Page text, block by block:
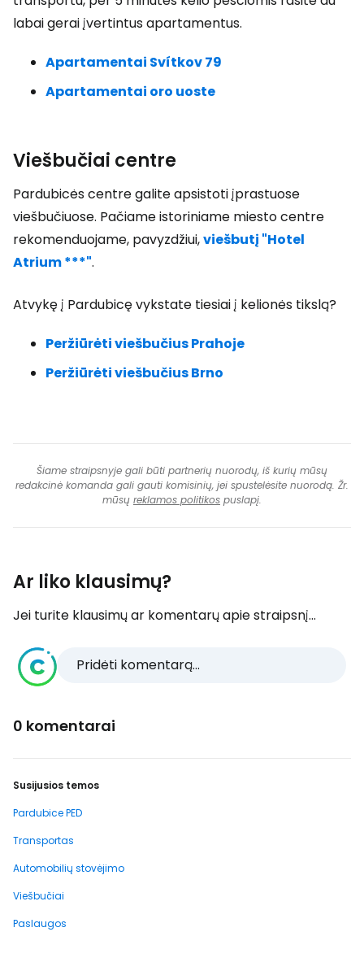
labai gerai įvertintus apartamentus.
Apartamentai Svítkov 79
Apartamentai oro uoste
Viešbučiai centre
Pardubicės centre galite apsistoti įprastuose
viešbučiuose. Pačiame istoriniame miesto centre
rekomenduojame, pavyzdžiui,viešbutį "Hotel
Atrium ***".
Atvykę į Pardubicę vykstate tiesiai į kelionės tikslą?
Peržiūrėti viešbučius Prahoje
Peržiūrėti viešbučius Brno
Šiame straipsnyje gali būti partnerių nuorodų, iš kurių mūsų
redakcinė komanda gali gauti komisinių, jei spustelėsite nuorodą. Žr.
mūsų reklamos politikos puslapį.
Ar liko klausimų?
Jei turite klausimų ar komentarų apie straipsnį...
Pridėti komentarą...
0 komentarai
Susijusios temos
Pardubice PED
Transportas
Automobilių stovėjimo
Viešbučiai
Paslaugos